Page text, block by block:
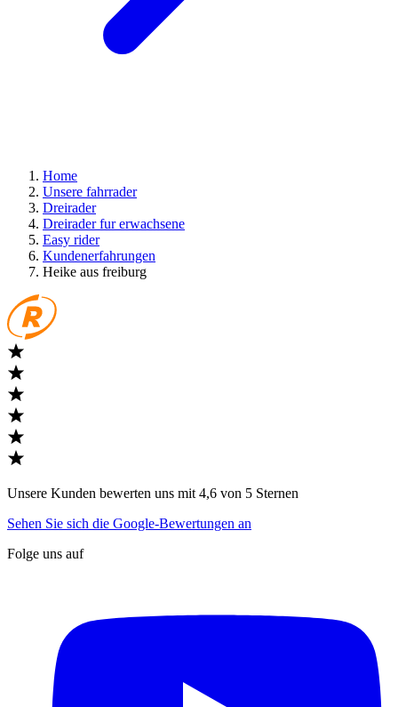
Home
Unsere fahrrader
Dreirader
Dreirader fur erwachsene
Easy rider
Kundenerfahrungen
Heike aus freiburg
Unsere Kunden bewerten uns mit 4,6 von 5 Sternen
Sehen Sie sich die Google-Bewertungen an
Folge uns auf